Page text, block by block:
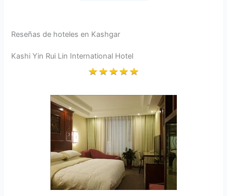
Reseñas de hoteles en Kashgar
Kashi Yin Rui Lin International Hotel